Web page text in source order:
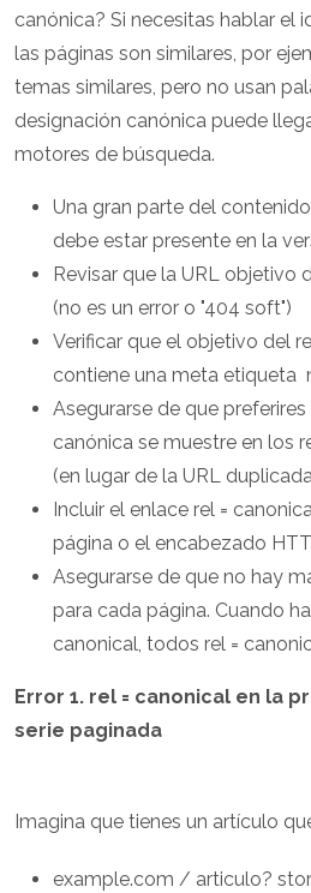
canónica? Si necesitas hablar el
las páginas son similares, por
temas similares, pero no usan
designación canónica puede
motores de búsqueda.
Una gran parte del
debe estar presente en la
Revisar que la URL objetivo
(no es un error o "404 soft")
Verificar que el objetivo del
contiene una meta etiqueta
Asegurarse de que preferires
canónica se muestre en los
(en lugar de la URL
Incluir el enlace rel =
página o el encabezado
Asegurarse de que no hay
para cada página. Cuando
canonical, todos rel =
Error 1. rel = canonical en la
serie paginada
Imagina que tienes un artículo
example.com / articulo?